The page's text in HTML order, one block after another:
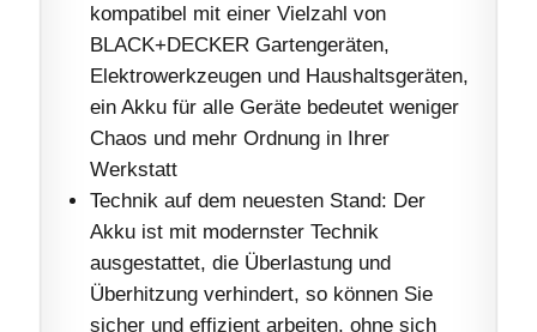
kompatibel mit einer Vielzahl von
BLACK+DECKER Gartengeräten,
Elektrowerkzeugen und Haushaltsgeräten,
ein Akku für alle Geräte bedeutet weniger
Chaos und mehr Ordnung in Ihrer
Werkstatt
Technik auf dem neuesten Stand: Der
Akku ist mit modernster Technik
ausgestattet, die Überlastung und
Überhitzung verhindert, so können Sie
sicher und effizient arbeiten, ohne sich